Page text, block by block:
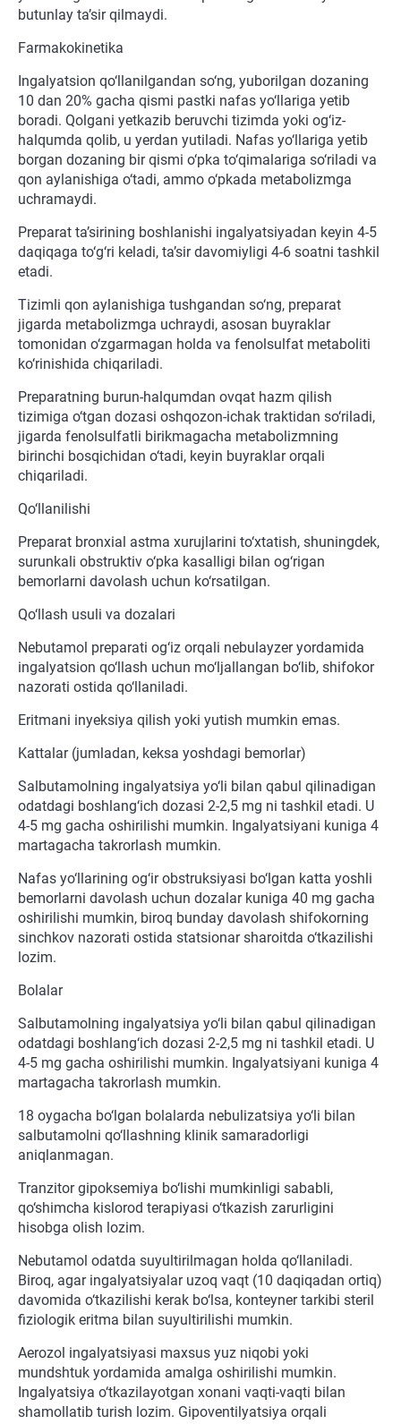
butunlay ta’sir qilmaydi.
Farmakokinetika
Ingalyatsion qo‘llanilgandan so‘ng, yuborilgan dozaning
10 dan 20% gacha qismi pastki nafas yo‘llariga yetib
boradi. Qolgani yetkazib beruvchi tizimda yoki og‘iz-
halqumda qolib, u yerdan yutiladi. Nafas yo‘llariga yetib
borgan dozaning bir qismi o‘pka to‘qimalariga so‘riladi va
qon aylanishiga o‘tadi, ammo o‘pkada metabolizmga
uchramaydi.
Preparat ta’sirining boshlanishi ingalyatsiyadan keyin 4-5
daqiqaga to‘g‘ri keladi, ta’sir davomiyligi 4-6 soatni tashkil
etadi.
Tizimli qon aylanishiga tushgandan so‘ng, preparat
jigarda metabolizmga uchraydi, asosan buyraklar
tomonidan o‘zgarmagan holda va fenolsulfat metaboliti
ko‘rinishida chiqariladi.
Preparatning burun-halqumdan ovqat hazm qilish
tizimiga o‘tgan dozasi oshqozon-ichak traktidan so‘riladi,
jigarda fenolsulfatli birikmagacha metabolizmning
birinchi bosqichidan o‘tadi, keyin buyraklar orqali
chiqariladi.
Qo‘llanilishi
Preparat bronxial astma xurujlarini to‘xtatish, shuningdek,
surunkali obstruktiv o‘pka kasalligi bilan og‘rigan
bemorlarni davolash uchun ko‘rsatilgan.
Qo‘llash usuli va dozalari
Nebutamol preparati og‘iz orqali nebulayzer yordamida
ingalyatsion qo‘llash uchun mo‘ljallangan bo‘lib, shifokor
nazorati ostida qo‘llaniladi.
Eritmani inyeksiya qilish yoki yutish mumkin emas.
Kattalar (jumladan, keksa yoshdagi bemorlar)
Salbutamolning ingalyatsiya yo‘li bilan qabul qilinadigan
odatdagi boshlang‘ich dozasi 2-2,5 mg ni tashkil etadi. U
4-5 mg gacha oshirilishi mumkin. Ingalyatsiyani kuniga 4
martagacha takrorlash mumkin.
Nafas yo‘llarining og‘ir obstruksiyasi bo‘lgan katta yoshli
bemorlarni davolash uchun dozalar kuniga 40 mg gacha
oshirilishi mumkin, biroq bunday davolash shifokorning
sinchkov nazorati ostida statsionar sharoitda o‘tkazilishi
lozim.
Bolalar
Salbutamolning ingalyatsiya yo‘li bilan qabul qilinadigan
odatdagi boshlang‘ich dozasi 2-2,5 mg ni tashkil etadi. U
4-5 mg gacha oshirilishi mumkin. Ingalyatsiyani kuniga 4
martagacha takrorlash mumkin.
18 oygacha bo‘lgan bolalarda nebulizatsiya yo‘li bilan
salbutamolni qo‘llashning klinik samaradorligi
aniqlanmagan.
Tranzitor gipoksemiya bo‘lishi mumkinligi sababli,
qo‘shimcha kislorod terapiyasi o‘tkazish zarurligini
hisobga olish lozim.
Nebutamol odatda suyultirilmagan holda qo‘llaniladi.
Biroq, agar ingalyatsiyalar uzoq vaqt (10 daqiqadan ortiq)
davomida o‘tkazilishi kerak bo‘lsa, konteyner tarkibi steril
fiziologik eritma bilan suyultirilishi mumkin.
Aerozol ingalyatsiyasi maxsus yuz niqobi yoki
mundshtuk yordamida amalga oshirilishi mumkin.
Ingalyatsiya o‘tkazilayotgan xonani vaqti-vaqti bilan
shamollatib turish lozim. Gipoventilyatsiya orqali